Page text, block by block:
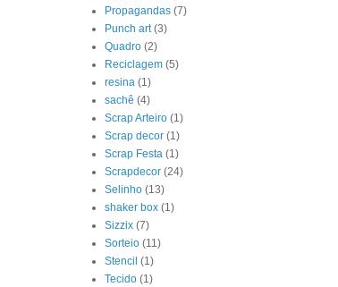
Propagandas (7)
Punch art (3)
Quadro (2)
Reciclagem (5)
resina (1)
sachê (4)
Scrap Arteiro (1)
Scrap decor (1)
Scrap Festa (1)
Scrapdecor (24)
Selinho (13)
shaker box (1)
Sizzix (7)
Sorteio (11)
Stencil (1)
Tecido (1)